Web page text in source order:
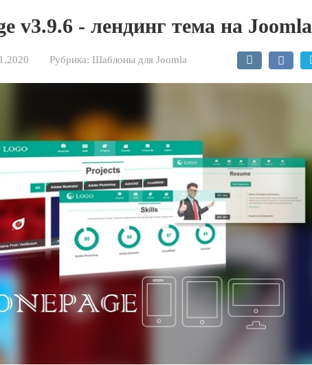
v3.9.6 - лендинг тема на Joomla
Рубрика: Шаблоны для Joomla